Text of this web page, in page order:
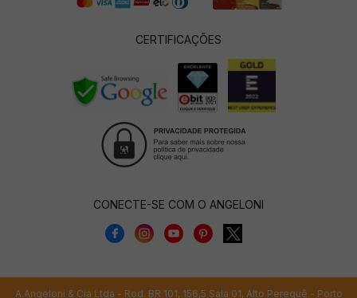
CERTIFICAÇÕES
CONECTE-SE COM O ANGELONI
A.Angeloni & Cia Ltda - Rod. BR 101, 156,5 Sala 01, Alto Perequê - Porto